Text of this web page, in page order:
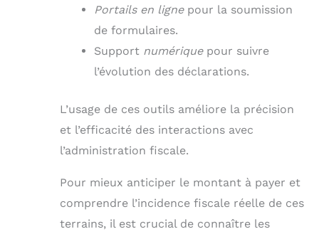
Portails en lignepour la soumission
de formulaires.
Support numériquepour suivre
l’évolution des déclarations.
L’usage de ces outils améliore la précision
et l’efficacité des interactions avec
l’administration fiscale.
Pour mieux anticiper le montant à payer et
comprendre l’incidence fiscale réelle de ces
terrains, il est crucial de connaître les